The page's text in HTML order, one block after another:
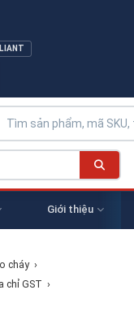
Giới thiệu
cháy ›
chỉ GST ›